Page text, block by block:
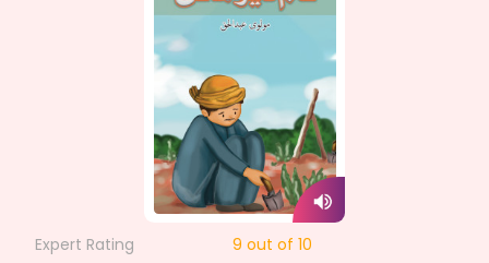
Expert Rating 9 out of 10